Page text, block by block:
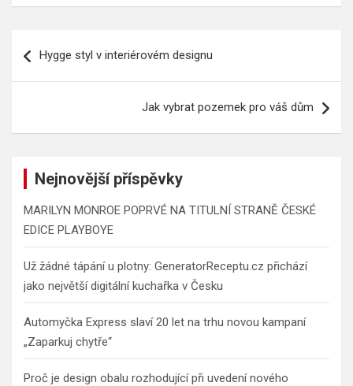
proHygge styl v interiérovém designu
Jak vybrat pozemek pro váš dům
Nejnovější příspěvky
MARILYN MONROE POPRVÉ NA TITULNÍ STRANĚ ČESKÉ
EDICE PLAYBOYE
Už žádné tápání u plotny: GeneratorReceptu.cz přichází
jako největší digitální kuchařka v Česku
Automyčka Express slaví 20 let na trhu novou kampaní
„Zaparkuj chytře“
Proč je design obalu rozhodující při uvedení nového